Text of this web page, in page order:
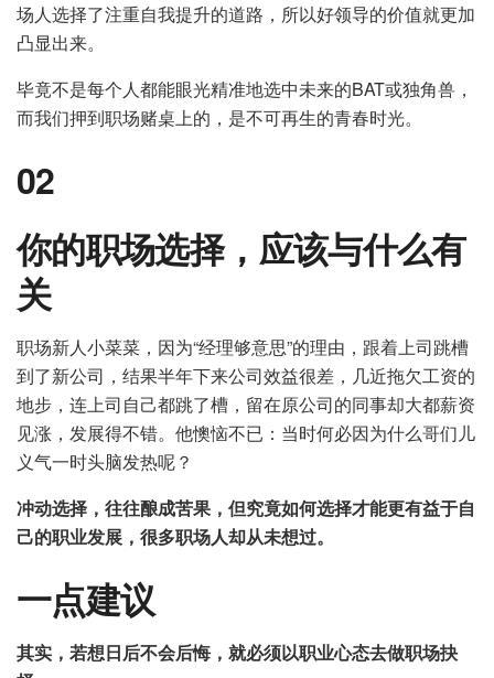
场人选择了注重自我提升的道路，所以好领导的价值就更加
凸显出来。
毕竟不是每个人都能眼光精准地选中未来的BAT或独角兽，
而我们押到职场赌桌上的，是不可再生的青春时光。
02
你的职场选择，应该与什么有
关
职场新人小菜菜，因为“经理够意思”的理由，跟着上司跳槽
到了新公司，结果半年下来公司效益很差，几近拖欠工资的
地步，连上司自己都跳了槽，留在原公司的同事却大都薪资
见涨，发展得不错。他懊恼不已：当时何必因为什么哥们儿
义气一时头脑发热呢？
冲动选择，往往酿成苦果，但究竟如何选择才能更有益于自
己的职业发展，很多职场人却从未想过。
一点建议
其实，若想日后不会后悔，就必须以职业心态去做职场抉